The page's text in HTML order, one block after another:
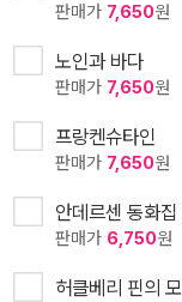
판매가 7,650원
노인과 바다
판매가 7,650원
프랑켄슈타인
판매가 7,650원
안데르센 동화집
판매가 6,750원
허클베리 핀의